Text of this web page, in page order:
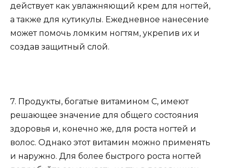
действует как увлажняющий крем для ногтей,
а также для кутикулы. Ежедневное нанесение
может помочь ломким ногтям, укрепив их и
создав защитный слой.
7. Продукты, богатые витамином С, имеют
решающее значение для общего состояния
здоровья и, конечно же, для роста ногтей и
волос. Однако этот витамин можно применять
и наружно. Для более быстрого роста ногтей